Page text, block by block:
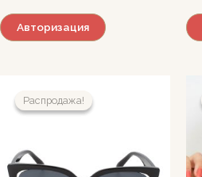
Авторизация
Распродажа!
Распродажа!